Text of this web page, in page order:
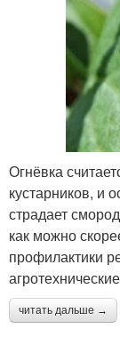
Огнёвка
кустарников, и
страдает
как можно
профилактики
читать дальше →